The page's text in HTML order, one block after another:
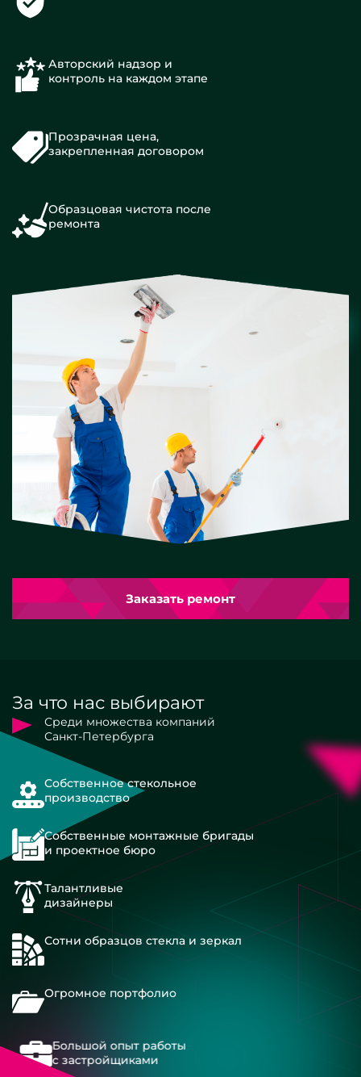
Авторский надзор и
контроль на каждом этапе
Прозрачная цена,
закрепленная договором
Образцовая чистота после
ремонта
Заказать ремонт
За что нас выбирают
Среди множества компаний
Санкт-Петербурга
Собственное стекольное
производство
Собственные монтажные бригады
и проектное бюро
Талантливые
дизайнеры
Сотни образцов стекла и зеркал
Огромное портфолио
Большой опыт работы
с застройщиками